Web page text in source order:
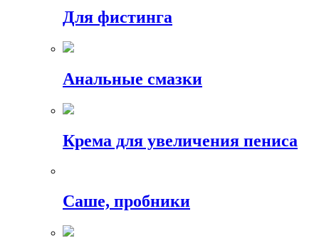
Для фистинга
Анальные смазки
Крема для увеличения пениса
Саше, пробники